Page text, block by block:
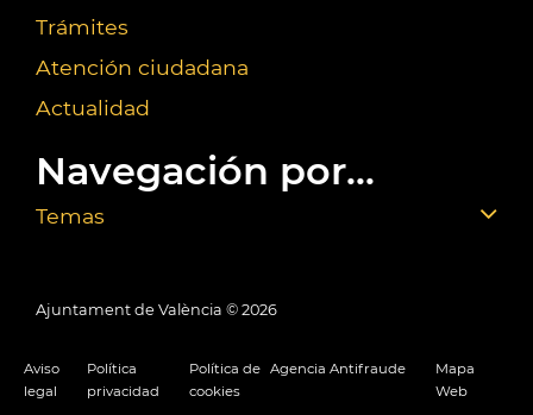
Trámites
Atención ciudadana
Actualidad
Navegación por...
Temas
Ajuntament de València © 2026
Aviso
legal
Política
privacidad
Política de
cookies
Agencia Antifraude
Mapa
Web